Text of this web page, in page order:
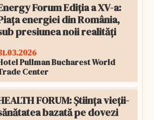
Forum Ediția a XV-a:
energiei din România,
presiunea noii realități
Pullman Bucharest World
Center
FORUM: Știința vieții-
bazată pe dovezi